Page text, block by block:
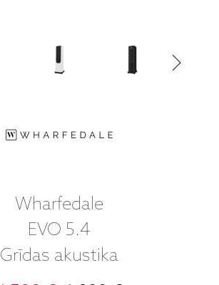
Wharfedale
EVO 5.4
Grīdas akustika